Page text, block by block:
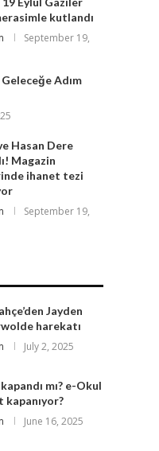
kutlandı
September 19,
Geleceğe Adım
Hasan Dere
Magazin
ihanet tezi
September 19,
Jayden
harekatı
July 2, 2025
mı? e-Okul
kapanıyor?
June 16, 2025